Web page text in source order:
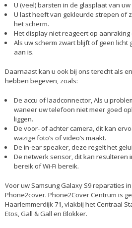
U (veel) barsten in de glasplaat van
U last heeft van gekleurde strepen of
het scherm.
Het display niet reageert op
Als uw scherm zwart blijft of geen
aan is.
Daarnaast kan u ook bij ons terecht als
hebben begeven, zoals:
De accu of laadconnector, Als u
waneer uw telefoon niet meer goed
liggen.
De voor- of achter camera, dit kan
wazige foto’s of video’s maakt.
De in-ear speaker, deze regelt het
De netwerk sensor, dit kan resulteren
bereik of Wi-Fi bereik.
Voor uw Samsung Galaxy S9 reparaties
Phone2cover. Phone2Cover Centrum is
Haarlemmerdijk 71, vlakbij het Centraal
Etos, Gall & Gall en Blokker.